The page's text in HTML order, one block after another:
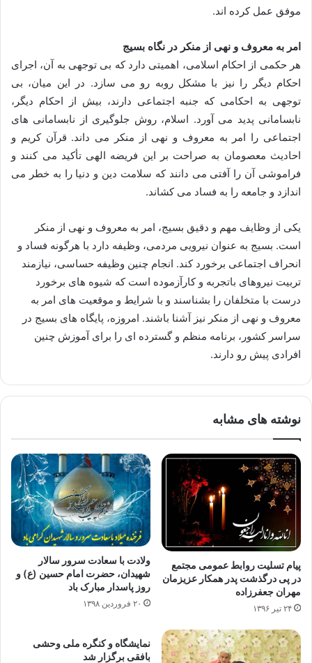
موفق عمل کرده اند.
امر به معروف و نهی از منکر در نگاه بسیج
هر حکمی از احکام اسلامی، اهمیتی دارد که بی توجهی به آن، اجرای
احکام دیگر را نیز با مشکل روبه رو می سازد. در این میان، بی
توجهی به احکامی که جنبه اجتماعی دارند، بیش از احکام دیگر،
نابسامانی پدید می آورد. اسلام، روش جلوگیری از نابسامانی های
اجتماعی را امر به معروف و نهی از منکر می داند. قرآن کریم و
احادیث معصومان به صراحت بر این فریضه الهی تأکید می کنند و
فراموشی آن را آفتی می دانند که سلامت دین و دنیا را به خطر می
اندازد و جامعه را به فساد می کشاند.
یکی از وظایف مهم و دقیق بسیج، امر به معروف و نهی از منکر
است. بسیج به عنوان نیرویی مردمی، وظیفه دارد با هرگونه فساد و
انحراف اجتماعی برخورد کند. انجام چنین وظیفه حساسی، نیازمند
تربیت نیروهای باتجربه و کارآزموده است که شیوه های برخورد
درست با متخلفان را بشناسند و با شرایط و موقعیت های امر به
معروف و نهی از منکر نیز آشنا باشند. امروزه، پایگاه های بسیج در
سراسر کشور، برنامه منظم و گسترده ای را برای آموزش چنین
افرادی پیش رو دارند.
نوشته های مشابه
پیام تسلیت روابط عمومی مجتمع
در پی درگذشت پدر همکار عزیزمان
مهران جعفرزاده
۲۴ تیر ۱۳۹۶
ولادت با سعادت سرور سالار
شهیدان، حضرت امام حسین (ع) و
روز پاسدار مبارک باد
۲۰ فروردین ۱۳۹۸
نمایشگاه و کنگره ملی وحشی
بافقی برگزار شد